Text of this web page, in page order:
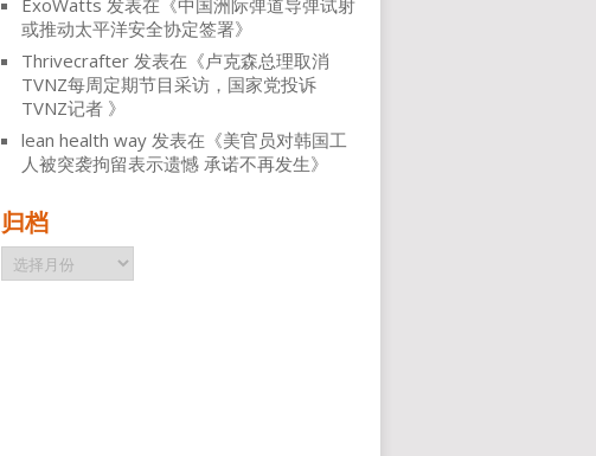
ExoWatts 发表在《中国洲际弹道导弹试射
或推动太平洋安全协定签署》
Thrivecrafter 发表在《卢克森总理取消
TVNZ每周定期节目采访，国家党投诉
TVNZ记者 》
lean health way 发表在《美官员对韩国工
人被突袭拘留表示遗憾 承诺不再发生》
归档
归
档